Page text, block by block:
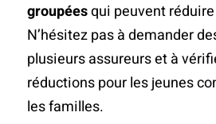
groupéesqui peuvent
N’hésitez pas à demander
plusieurs assureurs et à
réductions pour les jeunes
les familles.